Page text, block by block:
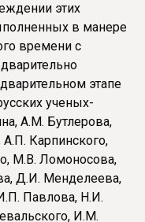
этих
в манере
времени с
этапе
ученых-
А.М. Бутлерова,
Карпинского,
М.В. Ломоносова,
Д.И. Менделеева,
Павлова, Н.И.
И.М.